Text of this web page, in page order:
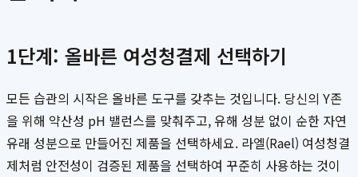
1단계: 올바른 여성청결제 선택하기
모든 습관의 시작은 올바른 도구를 갖추는 것입니다. 당신의 Y존
을 위해 약산성 pH 밸런스를 맞춰주고, 유해 성분 없이 순한 자연
유래 성분으로 만들어진 제품을 선택하세요. 라엘(Rael) 여성청결
제처럼 안전성이 검증된 제품을 선택하여 꾸준히 사용하는 것이